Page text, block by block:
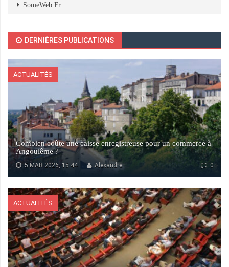
SomeWeb.Fr
DERNIÈRES PUBLICATIONS
ACTUALITÉS
Combien coûte une caisse enregistreuse pour un commerce à
Angoulême ?
5 MAR 2026, 15:44 0
Alexandre
ACTUALITÉS